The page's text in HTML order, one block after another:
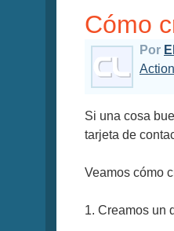
Cómo
Por
Si una cosa
tarjeta de
Veamos cómo
1. Creamos un